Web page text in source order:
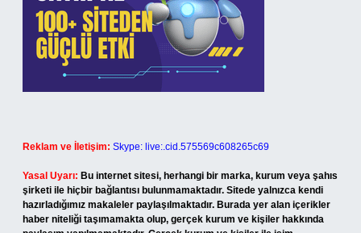
Reklam ve İletişim: Skype: live:.cid.575569c608265c69
Yasal Uyarı: Bu internet sitesi, herhangi bir marka, kurum veya şahıs
şirketi ile hiçbir bağlantısı bulunmamaktadır. Sitede yalnızca kendi
hazırladığımız makaleler paylaşılmaktadır. Burada yer alan içerikler
haber niteliği taşımamakta olup, gerçek kurum ve kişiler hakkında